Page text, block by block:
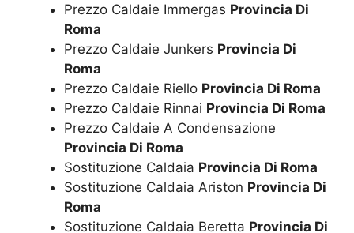
Prezzo Caldaie Immergas Provincia Di
Roma
Prezzo Caldaie Junkers Provincia Di
Roma
Prezzo Caldaie Riello Provincia Di Roma
Prezzo Caldaie Rinnai Provincia Di Roma
Prezzo Caldaie A Condensazione
Provincia Di Roma
Sostituzione Caldaia Provincia Di Roma
Sostituzione Caldaia Ariston Provincia Di
Roma
Sostituzione Caldaia Beretta Provincia Di